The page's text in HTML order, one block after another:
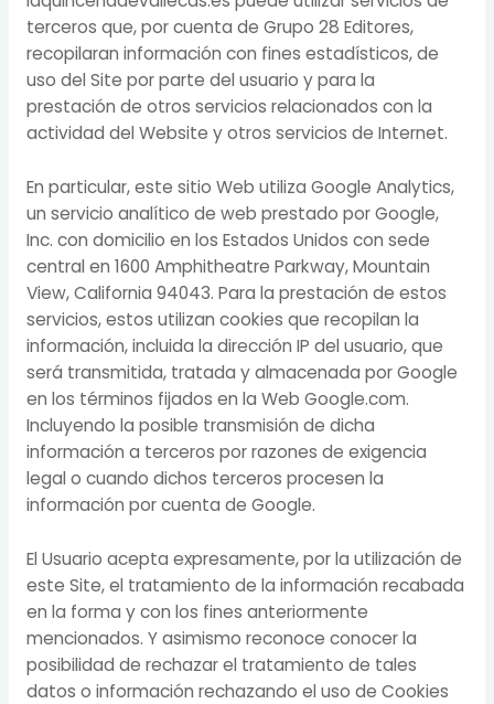
terceros que, por cuenta de Grupo 28 Editores,
recopilaran información con fines estadísticos, de
uso del Site por parte del usuario y para la
prestación de otros servicios relacionados con la
actividad del Website y otros servicios de Internet.
En particular, este sitio Web utiliza Google Analytics,
un servicio analítico de web prestado por Google,
Inc. con domicilio en los Estados Unidos con sede
central en 1600 Amphitheatre Parkway, Mountain
View, California 94043. Para la prestación de estos
servicios, estos utilizan cookies que recopilan la
información, incluida la dirección IP del usuario, que
será transmitida, tratada y almacenada por Google
en los términos fijados en la Web Google.com.
Incluyendo la posible transmisión de dicha
información a terceros por razones de exigencia
legal o cuando dichos terceros procesen la
información por cuenta de Google.
El Usuario acepta expresamente, por la utilización de
este Site, el tratamiento de la información recabada
en la forma y con los fines anteriormente
mencionados. Y asimismo reconoce conocer la
posibilidad de rechazar el tratamiento de tales
datos o información rechazando el uso de Cookies